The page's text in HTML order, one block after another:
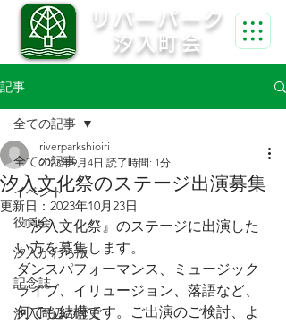
リバーパーク
汐入町会
記事
全ての記事
イベント
役員会
汐入かわら版
記念誌
汐入周辺の歴史
全ての記事
汐入文化祭のステージ出演募集
riverparkshioiri
2023年9月4日 読了時間: 1分
更新日： 2023年10月23日
『汐入文化祭』のステージに出演した
い方を募集します。
ダンスパフォーマンス、ミュージック
ライブ、イリュージョン、落語など、
何でも結構です。ご出演のご検討、よ